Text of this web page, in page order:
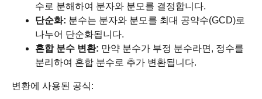
수로 분해하여 분자와 분모를 결정합니다.
단순화: 분수는 분자와 분모를 최대 공약수(GCD)로
나누어 단순화됩니다.
혼합 분수 변환: 만약 분수가 부정 분수라면, 정수를
분리하여 혼합 분수로 추가 변환됩니다.
변환에 사용된 공식: